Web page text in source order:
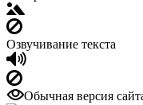
Озвучивание текста
Обычная версия